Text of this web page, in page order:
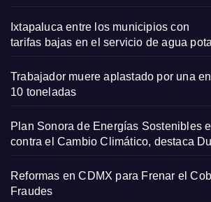
Ixtapaluca entre los municipios con
tarifas bajas en el servicio de agua
Trabajador muere aplastado por una
10 toneladas
Plan Sonora de Energías Sostenibles
contra el Cambio Climático, destaca
Reformas en CDMX para Frenar el
Fraudes